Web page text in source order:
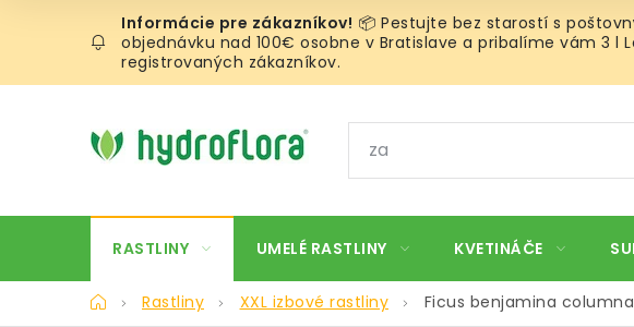
📦 Pestujte bez starostí s
objednávku nad 100€ osobne v Bratislave a pribalíme vám 3 l
registrovaných zákazníkov.
RASTLINY UMELÉ RASTLINY KVETINÁČE
DomovRastliny XXL izbové rastliny Ficus benjamina